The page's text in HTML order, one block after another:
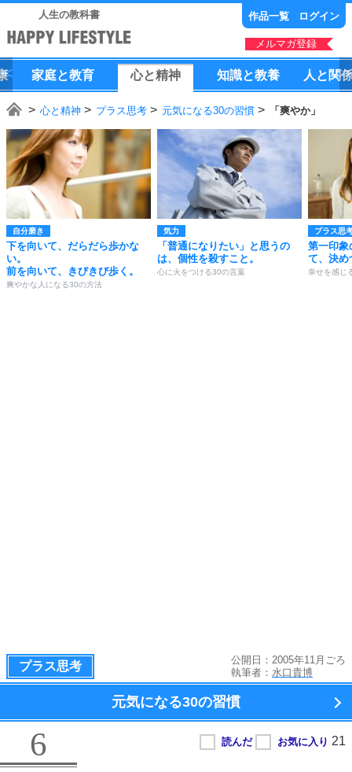
人生の教科書 作品一覧 ログイン
メルマガ登録
家庭と教育 心と精神 知識と教養 人 と 関
心と精神 プラス思考 元気になる30の習慣 「爽やか」
自分磨き
下を向いて、だらだら歩かな
い。
前を向いて、きびきび歩く。
爽やかな人になる30の方法
気力
「普通になりたい」と思うの
は、個性を殺すこと。
心に火をつける30の言葉
プラス思
第一印象
て、決め
幸せを感じ
プラス思考
公開日：2005年11月ごろ
執筆者： 水口貴博
元気になる30の習慣
6